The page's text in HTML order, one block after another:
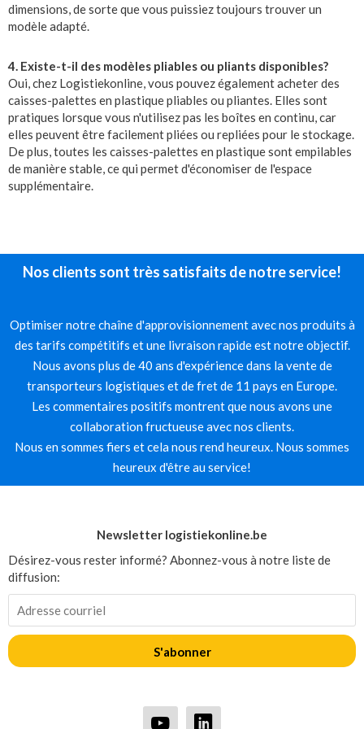
dimensions, de sorte que vous puissiez toujours trouver un
modèle adapté.
4. Existe-t-il des modèles pliables ou pliants disponibles?
Oui, chez Logistiekonline, vous pouvez également acheter des
caisses-palettes en plastique pliables ou pliantes. Elles sont
pratiques lorsque vous n'utilisez pas les boîtes en continu, car
elles peuvent être facilement pliées ou repliées pour le stockage.
De plus, toutes les caisses-palettes en plastique sont empilables
de manière stable, ce qui permet d'économiser de l'espace
supplémentaire.
Nos clients sont très satisfaits de notre service!
Optimiser notre chaîne d'approvisionnement avec nos produits à
des tarifs compétitifs et une livraison rapide est notre objectif.
Nous avons plus de 40 ans d'expérience dans la vente de
transporteurs logistiques et de fret de 11 pays en Europe.
Les commentaires positifs montrent que nous avons une
collaboration fructueuse avec nos clients.
Nous en sommes fiers et cela nous rend heureux. Nous sommes
heureux d'être au service!
Newsletter logistiekonline.be
Désirez-vous rester informé? Abonnez-vous à notre liste de
diffusion:
S'abonner